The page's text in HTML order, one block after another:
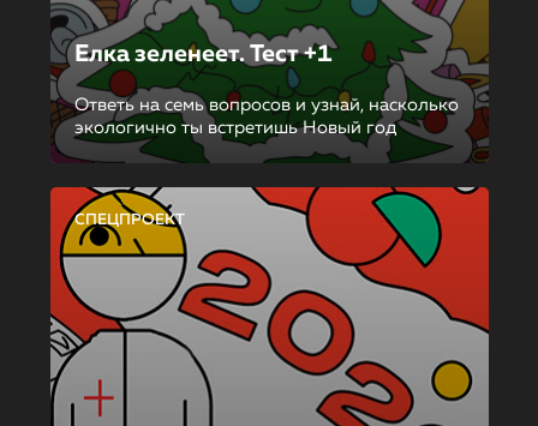
Елка зеленеет. Тест +1
Ответь на семь вопросов и узнай, насколько
экологично ты встретишь Новый год
СПЕЦПРОЕКТ